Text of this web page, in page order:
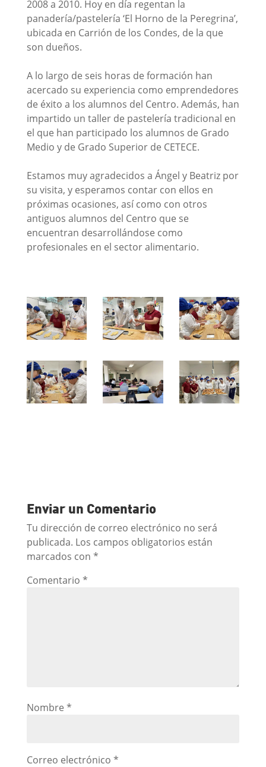
2008 a 2010. Hoy en día regentan la
panadería/pastelería ‘El Horno de la Peregrina’,
ubicada en Carrión de los Condes, de la que
son dueños.
A lo largo de seis horas de formación han
acercado su experiencia como emprendedores
de éxito a los alumnos del Centro. Además, han
impartido un taller de pastelería tradicional en
el que han participado los alumnos de Grado
Medio y de Grado Superior de CETECE.
Estamos muy agradecidos a Ángel y Beatriz por
su visita, y esperamos contar con ellos en
próximas ocasiones, así como con otros
antiguos alumnos del Centro que se
encuentran desarrollándose como
profesionales en el sector alimentario.
Enviar un Comentario
Tu dirección de correo electrónico no será
publicada. Los campos obligatorios están
marcados con *
Comentario *
Nombre *
Correo electrónico *